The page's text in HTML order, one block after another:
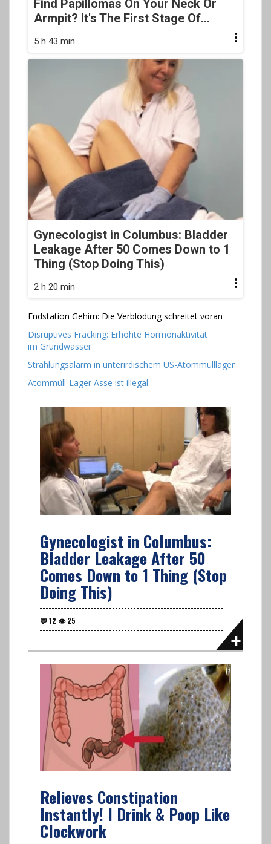
Find Papillomas On Your Neck Or
Armpit? It's The First Stage Of...
5 h 43 min
Gynecologist in Columbus: Bladder
Leakage After 50 Comes Down to 1
Thing (Stop Doing This)
2 h 20 min
Endstation Gehirn: Die Verblödung schreitet voran
Disruptives Fracking: Erhöhte Hormonaktivität
im Grundwasser
Strahlungsalarm in unterirdischem US-Atommülllager
Atommüll-Lager Asse ist illegal
Gynecologist in Columbus:
Bladder Leakage After 50
Comes Down to 1 Thing (Stop
Doing This)
Relieves Constipation
Instantly! I Drink & Poop Like
Clockwork